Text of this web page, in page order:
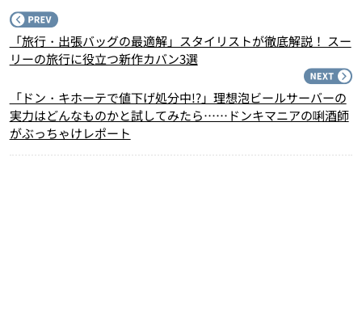
「旅行・出張バッグの最適解」スタイリストが徹底解説！ スー
リーの旅行に役立つ新作カバン3選
「ドン・キホーテで値下げ処分中!?」理想泡ビールサーバーの
実力はどんなものかと試してみたら……ドンキマニアの唎酒師
がぶっちゃけレポート